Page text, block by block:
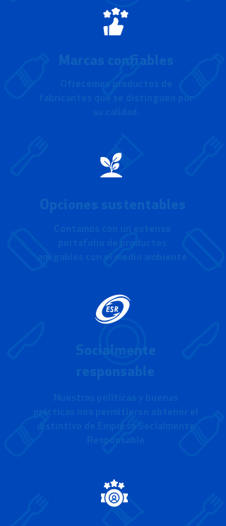
Marcas confiables
Ofrecemos productos de
fabricantes que se distinguen por
Opciones sustentables
Contamos con un extenso
portafolio de productos
amigables con el medio ambiente
Socialmente
responsable
Nuestras políticas y buenas
prácticas nos permitieron obtener el
distintivo de Empresa Socialmente